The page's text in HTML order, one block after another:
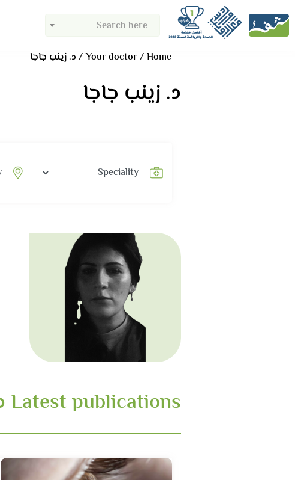
Search here
Home
Your doctor د. زينب جاجا
د. زينب جاجا
Latest publications د. زينب جاجا